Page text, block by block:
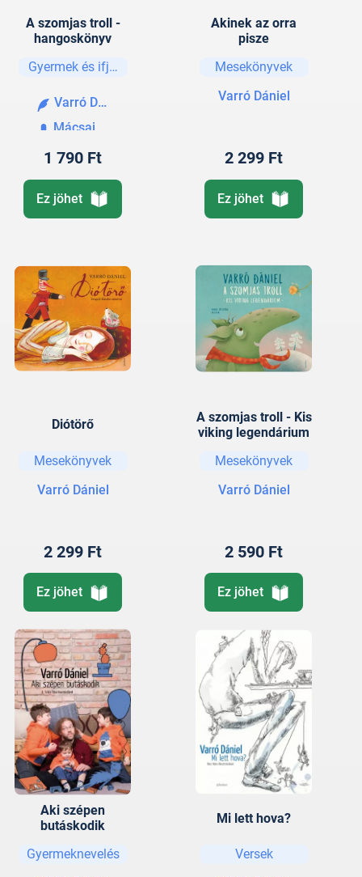
A szomjas troll -
hangoskönyv
Gyermek és ifjúsági
Varró Dániel
Mácsai Pál
1 790 Ft
Ez jöhet
Akinek az orra
pisze
Mesekönyvek
Varró Dániel
2 299 Ft
Ez jöhet
Diótörő
Mesekönyvek
Varró Dániel
2 299 Ft
Ez jöhet
A szomjas troll - Kis
viking legendárium
Mesekönyvek
Varró Dániel
2 590 Ft
Ez jöhet
Aki szépen
butáskodik
Gyermeknevelés
Mi lett hova?
Versek